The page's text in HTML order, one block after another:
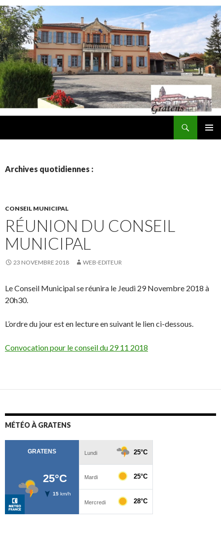
Archives quotidiennes :
CONSEIL MUNICIPAL
RÉUNION DU CONSEIL
MUNICIPAL
23 NOVEMBRE 2018 WEB-EDITEUR
Le Conseil Municipal se réunira le Jeudi 29 Novembre 2018 à
20h30.
L’ordre du jour est en lecture en suivant le lien ci-dessous.
Convocation pour le conseil du 29 11 2018
MÉTÉO À GRATENS